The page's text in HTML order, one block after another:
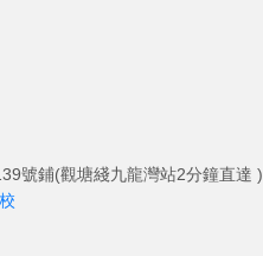
號鋪(觀塘綫九龍灣站2分鐘直達 )